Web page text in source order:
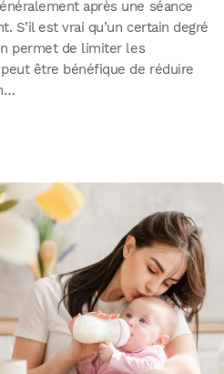
après une séance
S’il est vrai qu’un certain degré
permet de limiter les
être bénéfique de réduire